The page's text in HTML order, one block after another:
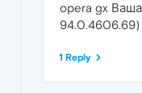
opera gx
94.0.4606.69)
1 Reply